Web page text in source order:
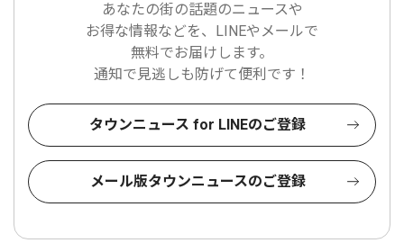
あなたの街の話題のニュースや
お得な情報などを、LINEやメールで
無料でお届けします。
通知で見逃しも防げて便利です！
タウンニュース for LINEのご登録
メール版タウンニュースのご登録